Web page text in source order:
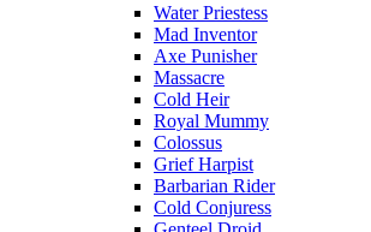
Water Priestess
Mad Inventor
Axe Punisher
Massacre
Cold Heir
Royal Mummy
Colossus
Grief Harpist
Barbarian Rider
Cold Conjuress